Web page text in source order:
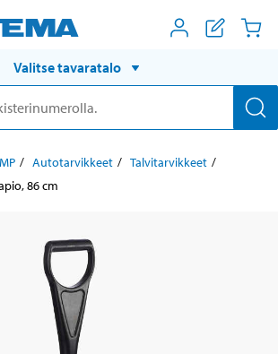
Valitse tavaratalo
Autotarvikkeet
Talvitarvikkeet
86 cm